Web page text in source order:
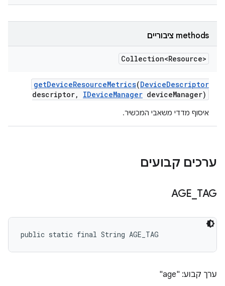
‫methods ציבוריים
Collection<Resource>
getDeviceResourceMetrics(DeviceDescriptor
descriptor, IDeviceManager deviceManager)
איסוף מדדי משאבי המכשיר.
ערכים קבועים
AGE TAG
public static final String AGE_TAG
ערך קבוע: "age"